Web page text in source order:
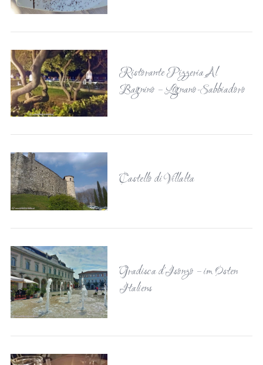
Ristorante Pizzeria Al
Bagnino – Lignano-Sabbiadoro
Castello di Villalta
Gradisca d’Isonzo – im Osten
Italiens